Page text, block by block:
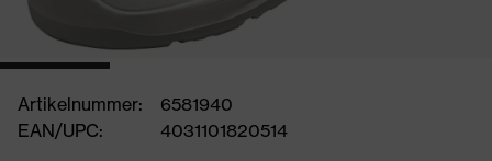
Artikelnummer:
6581940
EAN/UPC:
4031101820514